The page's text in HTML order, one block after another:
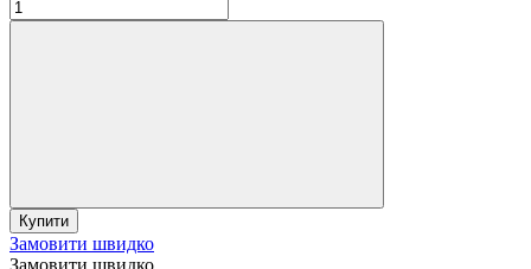
Купити
Замовити швидко
Замовити швидко